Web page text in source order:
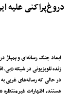
دروغ‌پراکنی علیه
ابعاد جنگ رسانه‌ای و پمپاژ
زنده تلویزیونی در شبکه
در حالی که رسانه‌های غربی
هستند، اظهارات